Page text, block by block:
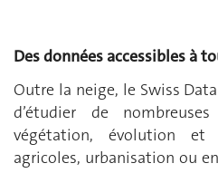
Des données accessibles à
Outre la neige, le Swiss
d’étudier de
végétation, évolution et
agricoles, urbanisation ou